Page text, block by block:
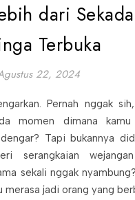
dari
Terbuka
22, 2024
Pernah nggak
momen dimana kamu
Tapi bukannya
serangkaian
sekali nggak
merasa jadi orang yang